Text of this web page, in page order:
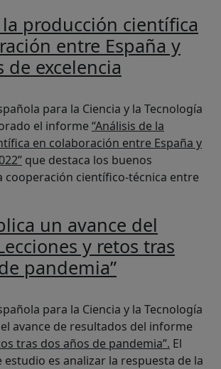
la producción científica
entre España y
de excelencia
para la Ciencia y la Tecnología
el informe “Análisis de la
en colaboración entre España y
que destaca los buenos
cooperación científico-técnica entre
un avance del
y retos tras
pandemia”
para la Ciencia y la Tecnología
el avance de resultados del informe
tras dos años de pandemia”. El
estudio es analizar la respuesta de la